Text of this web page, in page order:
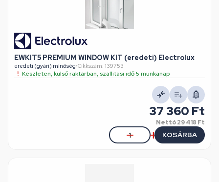
EWKIT5 PREMIUM WINDOW KIT (eredeti) Electrolux
eredeti (gyári) minőség•Cikkszám: 139753
Készleten, külső raktárban, szállítási idő 5 munkanap
37 360 Ft
Nettó29 418 Ft
KOSÁRBA